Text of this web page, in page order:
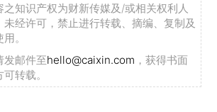
之知识产权为财新传媒及/或相关权利人
经许可，禁止进行转载、摘编、复制及
。
发邮件至hello@caixin.com ，获得书面
转载。